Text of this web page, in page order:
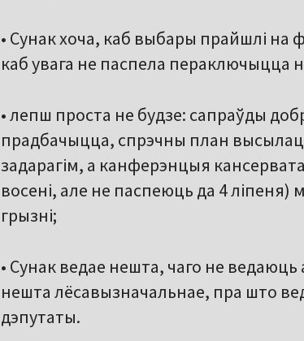
• Сунак хоча, каб выбары прайшлі на
каб увага не паспела пераключыцца
• лепш проста не будзе: сапраўды
прадбачыцца, спрэчны план
задарагім, а канферэнцыя
восені, але не паспеюць да 4
грызні;
• Сунак ведае нешта, чаго не
нешта лёсавызначальнае, пра што
дэпутаты.